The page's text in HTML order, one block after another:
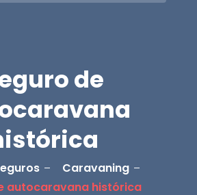
de
Caravaning
autocaravana histórica